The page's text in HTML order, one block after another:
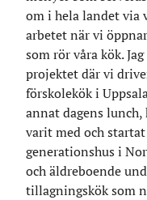
om i hela landet via
arbetet när vi
som rör våra kök.
projektet där vi
förskolekök i
annat dagens
varit med och
generationshus i
och äldreboende
tillagningskök som